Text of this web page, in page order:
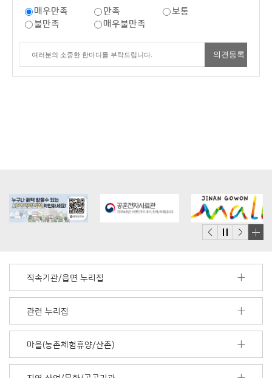
매우만족
만족
보통
불만족
매우불만족
더
기
직속기관/읍면 누리집
관련 누리집
마을(농촌체험휴양/산촌)